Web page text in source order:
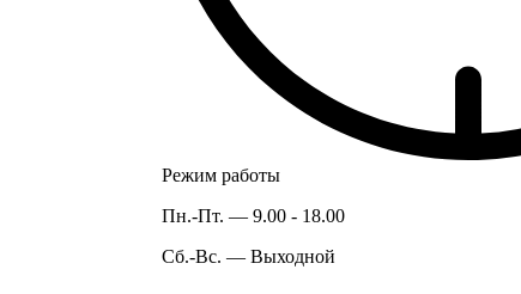
Режим работы
Пн.-Пт. — 9.00 - 18.00
Сб.-Вс. — Выходной